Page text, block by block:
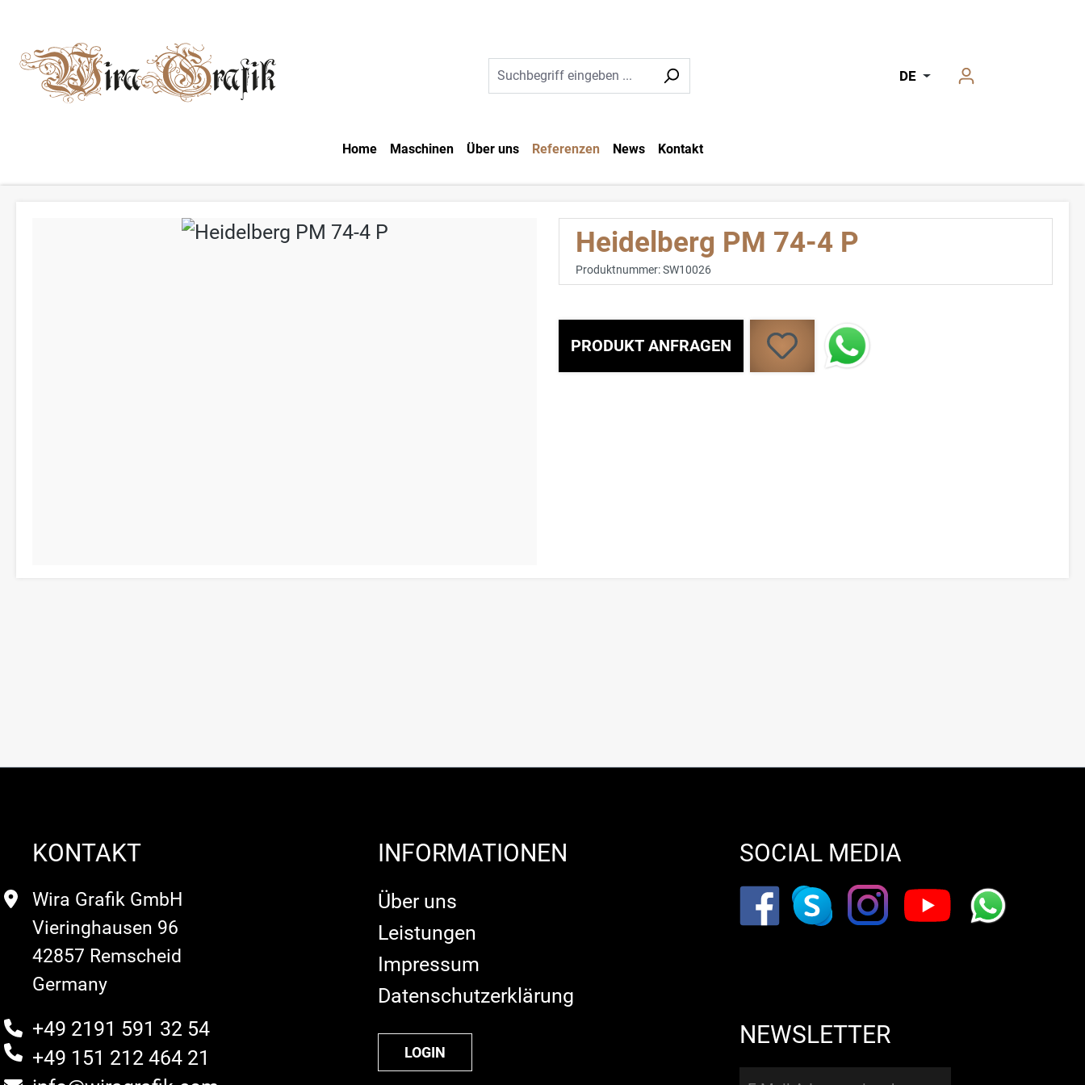
Home Maschinen Über uns Referenzen News Kontakt
DE
Bildergalerie überspringen Heidelberg PM 74-4 P
Produktnummer:SW10026
PRODUKT ANFRAGEN
KONTAKT
Wira Grafik GmbH
Vieringhausen 96
42857 Remscheid
Germany
+49 2191 591 32 54
+49 151 212 464 21
INFORMATIONEN
Über uns
Leistungen
Impressum
Datenschutzerklärung
LOGIN
SOCIAL MEDIA
NEWSLETTER